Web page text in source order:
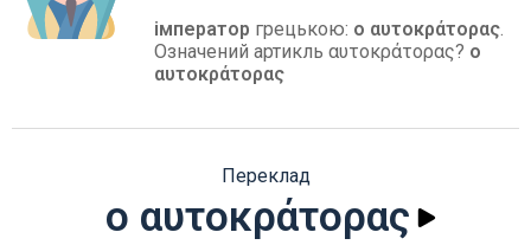
імператор грецькою: ο αυτοκράτορας.
Означений артикль αυτοκράτορας? ο
αυτοκράτορας
Переклад
ο αυτοκράτορας